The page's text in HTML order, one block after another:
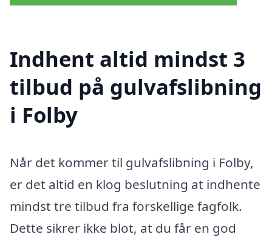
Indhent altid mindst 3
tilbud på gulvafslibning
i Folby
Når det kommer til gulvafslibning i Folby,
er det altid en klog beslutning at indhente
mindst tre tilbud fra forskellige fagfolk.
Dette sikrer ikke blot, at du får en god